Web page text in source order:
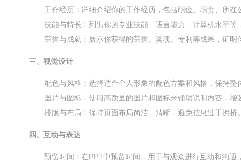
工作经历 ：详细介绍你的工作经历，包括职位、职责、所
技能与特长 ：列出你的专业技能、语言能力、计算机水平
荣誉与成就 ：展示你获得的荣誉、奖项、专利等成果，证明
三、视觉设计
配色与风格 ：选择适合个人形象的配色方案和风格，保持整
图片与图标 ：使用高质量的图片和图标来辅助说明内容，增
排版与布局 ：保持页面布局简洁、清晰，避免信息过于拥
四、互动与表达
预留时间 ：在PPT中预留时间，用于与观众进行互动和沟通